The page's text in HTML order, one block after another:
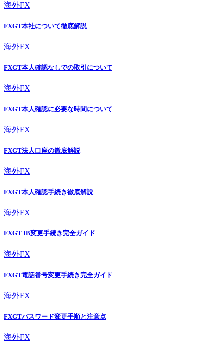
海外FX
FXGT本社について徹底解説
海外FX
FXGT本人確認なしでの取引について
海外FX
FXGT本人確認に必要な時間について
海外FX
FXGT法人口座の徹底解説
海外FX
FXGT本人確認手続き徹底解説
海外FX
FXGT IB変更手続き完全ガイド
海外FX
FXGT電話番号変更手続き完全ガイド
海外FX
FXGTパスワード変更手順と注意点
海外FX